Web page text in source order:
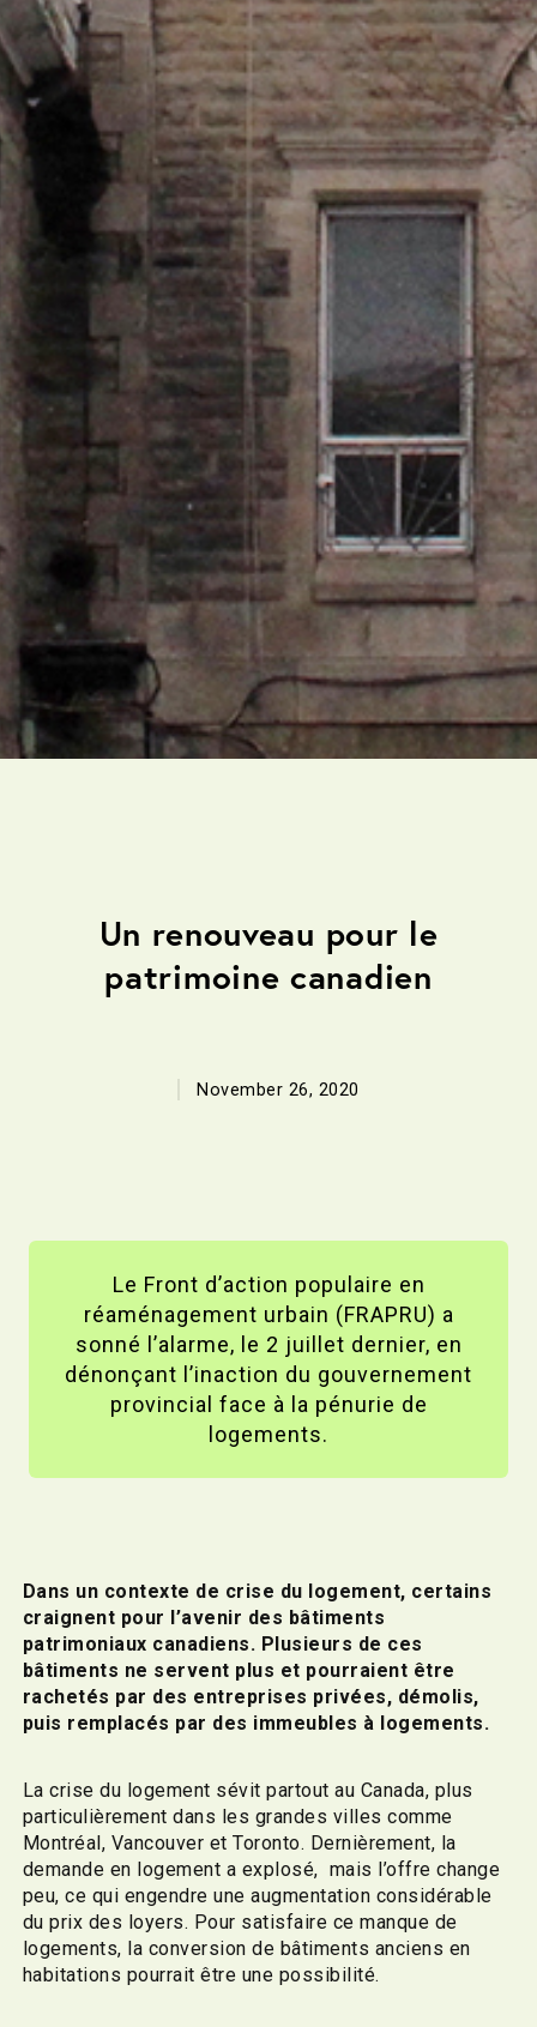
Un renouveau pour le
patrimoine canadien
November 26, 2020
Le Front d’action populaire en
réaménagement urbain (FRAPRU) a
sonné l’alarme, le 2 juillet dernier, en
dénonçant l’inaction du gouvernement
provincial face à la pénurie de
logements.
Dans un contexte de crise du logement, certains
craignent pour l’avenir des bâtiments
patrimoniaux canadiens. Plusieurs de ces
bâtiments ne servent plus et pourraient être
rachetés par des entreprises privées, démolis,
puis remplacés par des immeubles à logements.
La crise du logement sévit partout au Canada, plus
particulièrement dans les grandes villes comme
Montréal, Vancouver et Toronto. Dernièrement, la
demande en logement a explosé, mais l’offre change
peu, ce qui engendre une augmentation considérable
du prix des loyers. Pour satisfaire ce manque de
logements, la conversion de bâtiments anciens en
habitations pourrait être une possibilité.